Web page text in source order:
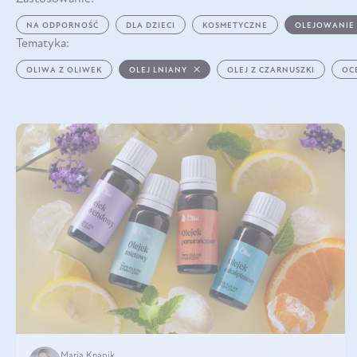
NA ODPORNOŚĆ DLA DZIECI KOSMETYCZNE OLEJOWANIE
Tematyka:
OLIWA Z OLIWEK OLEJ LNIANY OLEJ Z CZARNUSZKI